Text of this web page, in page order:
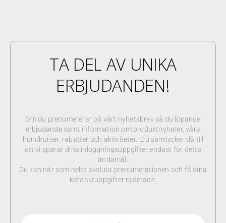
TA DEL AV UNIKA
ERBJUDANDEN!
Om du prenumererar på vårt nyhetsbrev så du löpande
erbjudande samt information om produktnyheter, våra
hundkurser, rabatter och aktiviteter. Du samtycker då till
att vi sparar dina inloggningsuppgifter endast för detta
ändamål.
Du kan när som helst avsluta prenumerationen och få dina
kontaktuppgifter raderade.